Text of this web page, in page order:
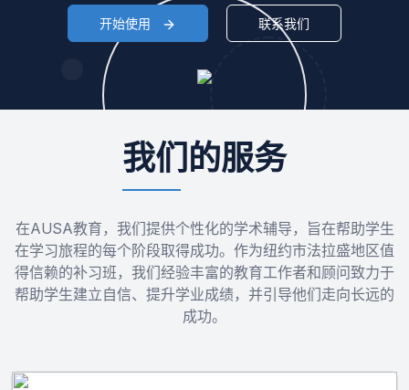
开始使用 联系我们
我们的服务
在AUSA教育，我们提供个性化的学术辅导，旨在帮助学生
在学习旅程的每个阶段取得成功。作为纽约市法拉盛地区值
得信赖的补习班，我们经验丰富的教育工作者和顾问致力于
帮助学生建立自信、提升学业成绩，并引导他们走向长远的
成功。